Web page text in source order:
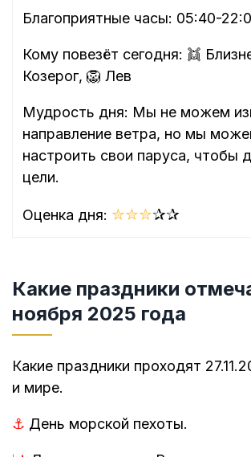
Благоприятные часы: 05:40-
Кому повезёт сегодня: 👯
Козерог, 🦁 Лев
Мудрость дня: Мы не можем
направление ветра, но мы
настроить свои паруса, чтобы
цели.
Оценка дня: ✮✮✮✰✰
Какие праздники
ноября 2025 года
Какие праздники проходят
и мире.
⚓️ День морской пехоты.